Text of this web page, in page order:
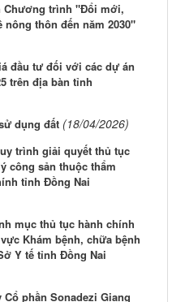
Chương trình "Đổi mới,
thôn đến năm 2030"
đầu tư đối với các dự án
trên địa bàn tỉnh
dụng đất (18/04/2026)
trình giải quyết thủ tục
công sản thuộc thẩm
tỉnh Đồng Nai
mục thủ tục hành chính
Khám bệnh, chữa bệnh
Y tế tỉnh Đồng Nai
phần Sonadezi Giang